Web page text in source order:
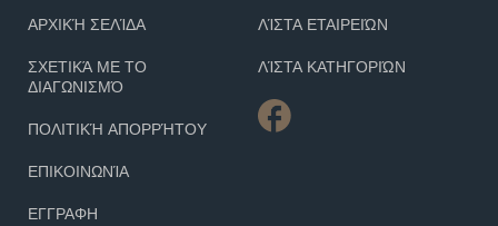
ΑΡΧΙΚΉ ΣΕΛΊΔΑ
ΣΧΕΤΙΚΆ ΜΕ ΤΟ
ΔΙΑΓΩΝΙΣΜΌ
ΠΟΛΙΤΙΚΉ ΑΠΟΡΡΉΤΟΥ
ΕΠΙΚΟΙΝΩΝΊΑ
ΕΓΓΡΑΦΗ
ΛΊΣΤΑ ΕΤΑΙΡΕΙΏΝ
ΛΊΣΤΑ ΚΑΤΗΓΟΡΙΏΝ